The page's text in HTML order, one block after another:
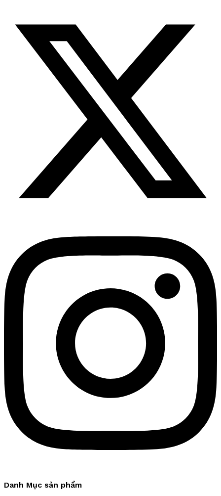
Danh Mục sản phẩm